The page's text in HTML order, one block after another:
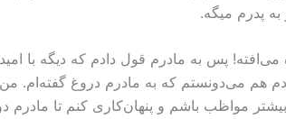
پدرم میگه.
پس به مادرم قول دادم که دیگه با
هم می‌دونستم که به مادرم دروغ گفته‌ام.
مواظب باشم و پنهان‌کاری کنم تا مادرم